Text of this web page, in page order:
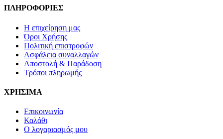
ΠΛΗΡΟΦΟΡΙΕΣ
Η επιχείρηση μας
Όροι Χρήσης
Πολιτική επιστροφών
Ασφάλεια συναλλαγών
Αποστολή & Παράδοση
Τρόποι πληρωμής
ΧΡΗΣΙΜΑ
Επικοινωνία
Καλάθι
Ο λογαριασμός μου